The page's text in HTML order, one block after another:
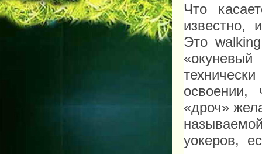
Что
известно,
Это
«дроч»
уокеров,